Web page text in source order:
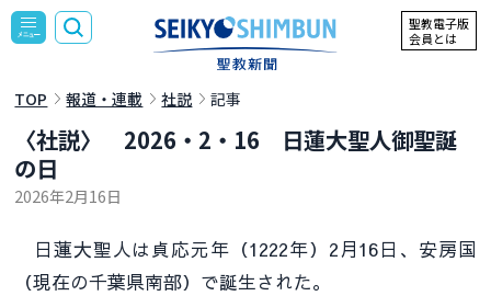
聖教電子版
会員とは
TOP 報道・連載 社説 記事
〈社説〉 2026・2・16 日蓮大聖人御聖誕
の日
2026年2月16日
日蓮大聖人は貞応元年（1222年）2月16日、安房国
（現在の千葉県南部）で誕生された。